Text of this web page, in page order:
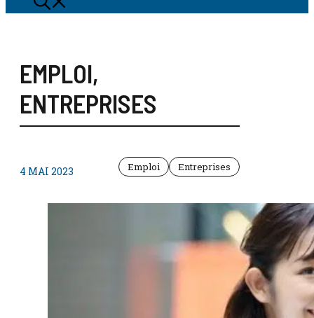
EMPLOI,
ENTREPRISES
4 MAI 2023 Emploi Entreprises